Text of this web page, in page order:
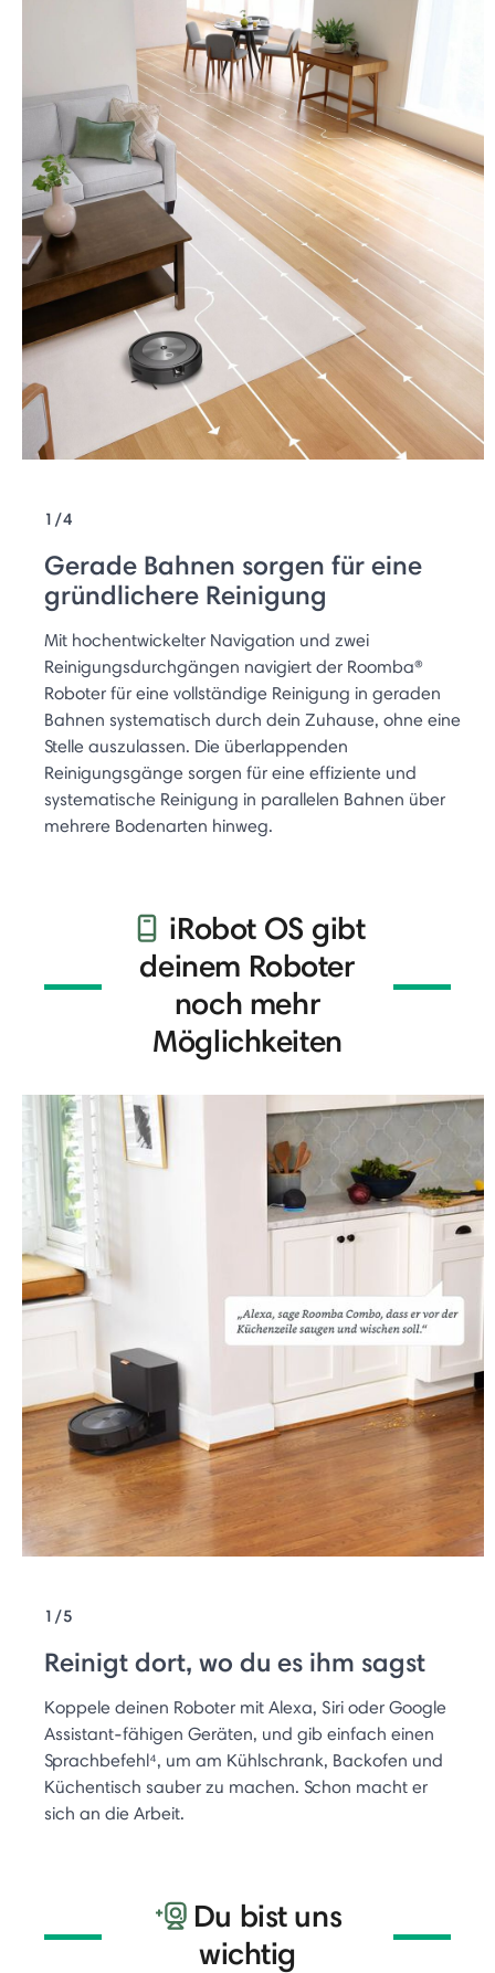
1/4
Gerade Bahnen sorgen für eine
gründlichere Reinigung
Mit hochentwickelter Navigation und zwei
Reinigungsdurchgängen navigiert der Roomba®
Roboter für eine vollständige Reinigung in geraden
Bahnen systematisch durch dein Zuhause, ohne eine
Stelle auszulassen. Die überlappenden
Reinigungsgänge sorgen für eine effiziente und
systematische Reinigung in parallelen Bahnen über
mehrere Bodenarten hinweg.
iRobot OS gibt
deinem Roboter
noch mehr
Möglichkeiten
1/5
Reinigt dort, wo du es ihm sagst
Koppele deinen Roboter mit Alexa, Siri oder Google
Assistant-fähigen Geräten, und gib einfach einen
Sprachbefehl⁴, um am Kühlschrank, Backofen und
Küchentisch sauber zu machen. Schon macht er
sich an die Arbeit.
Du bist uns
wichtig